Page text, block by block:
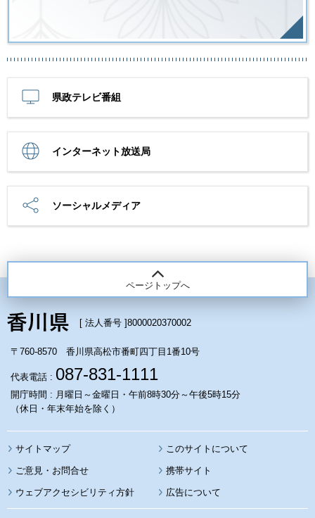
県政テレビ番組
インターネット放送局
ソーシャルメディア
ページトップへ
[ 法人番号 ]8000020370002
〒760-8570 香川県高松市番町四丁目1番10号
代表電話 : 087-831-1111
開庁時間 : 月曜日～金曜日・午前8時30分～午後5時15分
（休日・年末年始を除く）
サイトマップ このサイトについて
携帯サイト
ウェブアクセシビリティ方針 広告について